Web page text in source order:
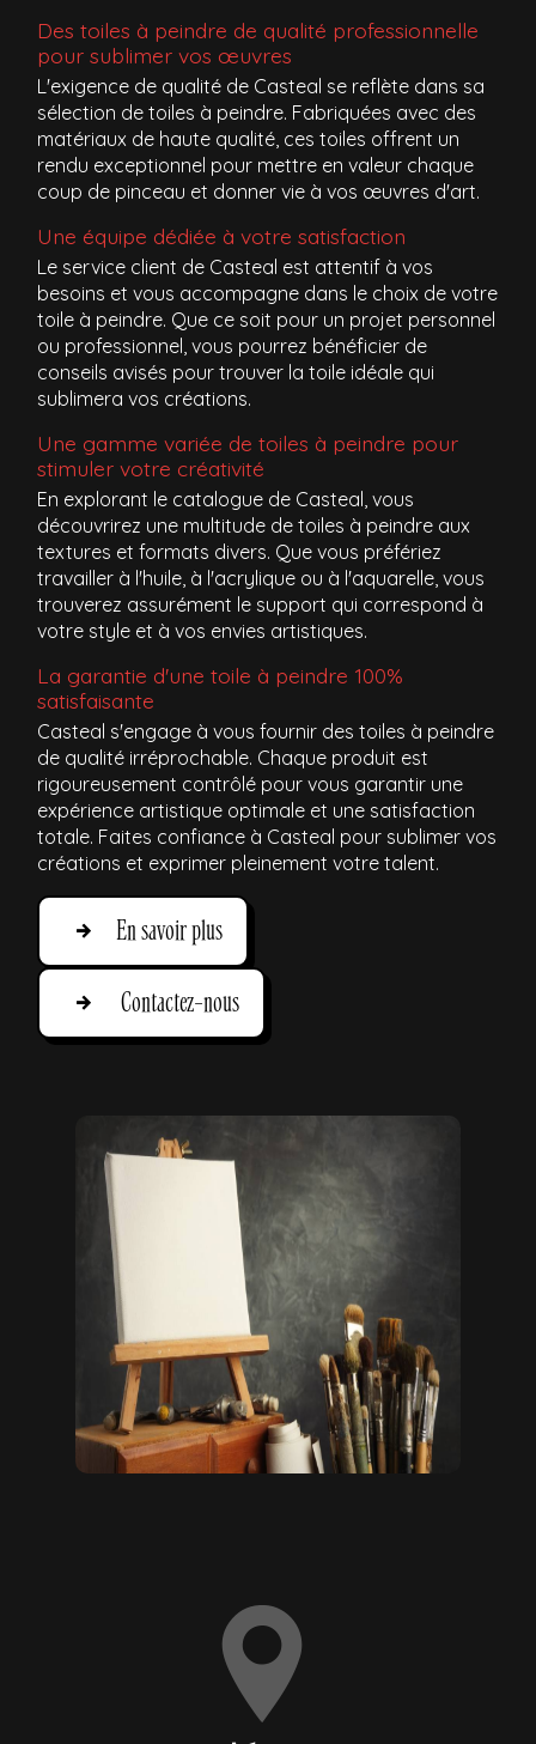
Des toiles à peindre de qualité professionnelle
pour sublimer vos œuvres
L'exigence de qualité de Casteal se reflète dans sa
sélection de toiles à peindre. Fabriquées avec des
matériaux de haute qualité, ces toiles offrent un
rendu exceptionnel pour mettre en valeur chaque
coup de pinceau et donner vie à vos œuvres d'art.
Une équipe dédiée à votre satisfaction
Le service client de Casteal est attentif à vos
besoins et vous accompagne dans le choix de votre
toile à peindre. Que ce soit pour un projet personnel
ou professionnel, vous pourrez bénéficier de
conseils avisés pour trouver la toile idéale qui
sublimera vos créations.
Une gamme variée de toiles à peindre pour
stimuler votre créativité
En explorant le catalogue de Casteal, vous
découvrirez une multitude de toiles à peindre aux
textures et formats divers. Que vous préfériez
travailler à l'huile, à l'acrylique ou à l'aquarelle, vous
trouverez assurément le support qui correspond à
votre style et à vos envies artistiques.
La garantie d'une toile à peindre 100%
satisfaisante
Casteal s'engage à vous fournir des toiles à peindre
de qualité irréprochable. Chaque produit est
rigoureusement contrôlé pour vous garantir une
expérience artistique optimale et une satisfaction
totale. Faites confiance à Casteal pour sublimer vos
créations et exprimer pleinement votre talent.
En savoir plus
Contactez-nous